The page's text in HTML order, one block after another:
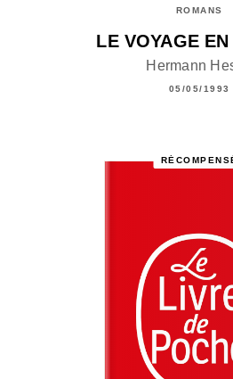
ROMANS
LE VOYAGE
Hermann
05/05/1993